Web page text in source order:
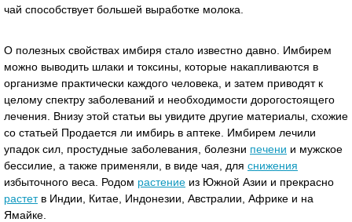
чай способствует большей выработке молока.
О полезных свойствах имбиря стало известно давно. Имбирем
можно выводить шлаки и токсины, которые накапливаются в
организме практически каждого человека, и затем приводят к
целому спектру заболеваний и необходимости дорогостоящего
лечения. Внизу этой статьи вы увидите другие материалы, схожие
со статьей Продается ли имбирь в аптеке. Имбирем лечили
упадок сил, простудные заболевания, болезни печени и мужское
бессилие, а также применяли, в виде чая, для снижения
избыточного веса. Родом растение из Южной Азии и прекрасно
растетв Индии, Китае, Индонезии, Австралии, Африке и на
Ямайке.